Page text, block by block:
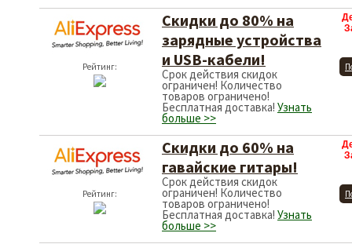
Рейтинг:
Скидки до 80% на
зарядные устройства
и USB-кабели!
Срок действия скидок
ограничен! Количество
товаров ограничено!
Бесплатная доставка! Узнать
больше >>
Рейтинг:
Скидки до 60% на
гавайские гитары!
Срок действия скидок
ограничен! Количество
товаров ограничено!
Бесплатная доставка! Узнать
больше >>